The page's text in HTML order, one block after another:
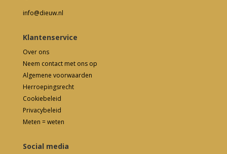
info@dieuw.nl
Klantenservice
Over ons
Neem contact met ons op
Algemene voorwaarden
Herroepingsrecht
Cookiebeleid
Privacybeleid
Meten = weten
Social media